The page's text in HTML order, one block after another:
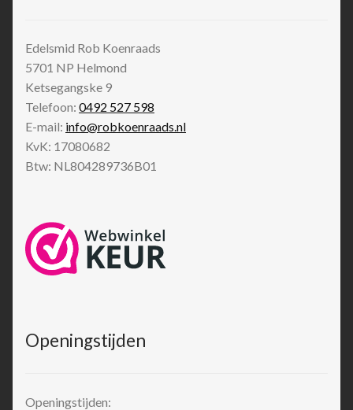
Edelsmid Rob Koenraads
5701 NP Helmond
Ketsegangske 9
Telefoon: 0492 527 598
E-mail: info@robkoenraads.nl
KvK: 17080682
Btw: NL804289736B01
Openingstijden
Openingstijden: